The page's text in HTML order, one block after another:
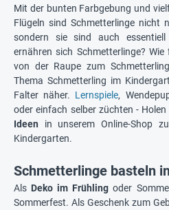
Mit der bunten Farbgebung und
Flügeln sind Schmetterlinge nicht
sondern sie sind auch
ernähren sich Schmetterlinge?
von der Raupe zum
Thema Schmetterling im
Falter näher. Lernspiele,
oder einfach selber züchten -
Ideen in unserem Online-Shop
Kindergarten.
Schmetterlinge basteln
Als Deko im Frühling oder
Sommerfest. Als Geschenk zum